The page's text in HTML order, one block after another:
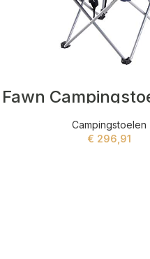
Campingstoelen
€ 296,91